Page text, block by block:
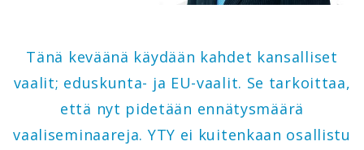
Tänä keväänä käydään kahdet kansalliset
vaalit; eduskunta- ja EU-vaalit. Se tarkoittaa,
että nyt pidetään ennätysmäärä
vaaliseminaareja. YTY ei kuitenkaan osallistu